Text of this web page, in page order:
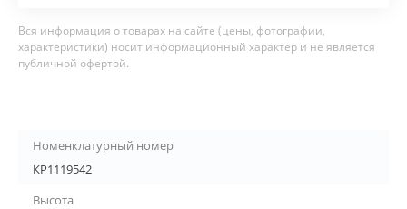
Вся информация о товарах на сайте (цены, фотографии,
характеристики) носит информационный характер и не является
публичной офертой.
Номенклатурный номер
КР1119542
Высота